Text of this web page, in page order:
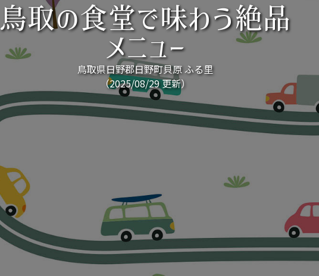
鳥取の食堂で味わう絶品
メニュー
鳥取県日野郡日野町貝原 ふる里
（2025/08/29 更新）